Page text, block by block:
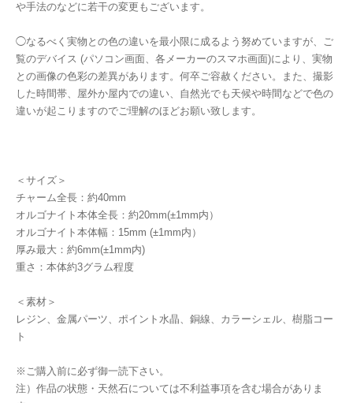
や手法のなどに若干の変更もございます。
◯なるべく実物との色の違いを最小限に成るよう努めていますが、ご
覧のデバイス (パソコン画面、各メーカーのスマホ画面)により、実物
との画像の色彩の差異があります。何卒ご容赦ください。また、撮影
した時間帯、屋外か屋内での違い、自然光でも天候や時間などで色の
違いが起こりますのでご理解のほどお願い致します。
＜サイズ＞
チャーム全長：約40mm
オルゴナイト本体全長：約20mm(±1mm内）
オルゴナイト本体幅：15mm (±1mm内）
厚み最大：約6mm(±1mm内)
重さ：本体約3グラム程度
＜素材＞
レジン、金属パーツ、ポイント水晶、銅線、カラーシェル、樹脂コー
ト
※ご購入前に必ず御一読下さい。
注）作品の状態・天然石については不利益事項を含む場合がありま